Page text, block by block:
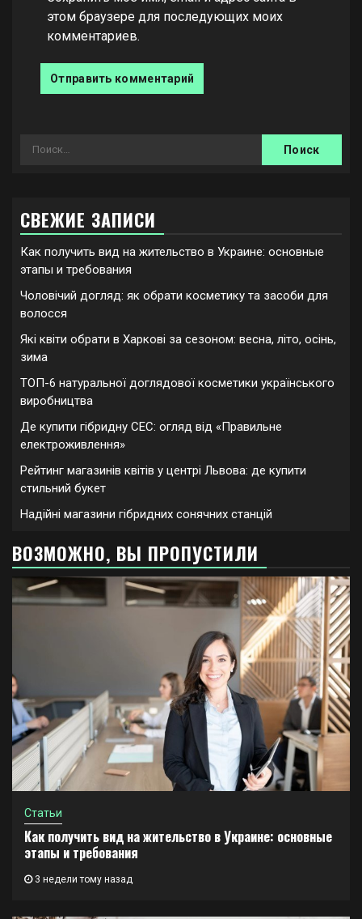
этом браузере для последующих моих
комментариев.
Найти:
СВЕЖИЕ ЗАПИСИ
Как получить вид на жительство в Украине: основные
этапы и требования
Чоловічий догляд: як обрати косметику та засоби для
волосся
Які квіти обрати в Харкові за сезоном: весна, літо, осінь,
зима
ТОП-6 натуральної доглядової косметики українського
виробництва
Де купити гібридну СЕС: огляд від «Правильне
електроживлення»
Рейтинг магазинів квітів у центрі Львова: де купити
стильний букет
Надійні магазини гібридних сонячних станцій
ВОЗМОЖНО, ВЫ ПРОПУСТИЛИ
Статьи
Как получить вид на жительство в Украине: основные
этапы и требования
3 недели тому назад